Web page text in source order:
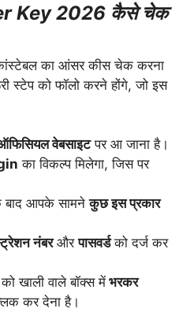
Key 2026 कैसे चेक
का आंसर कीस चेक करना
स्टेप को फॉलो करने होंगे, जो इस
वेबसाइटपर आ जाना है।
का विकल्प मिलेगा, जिस पर
बाद आपके सामनेकुछ इस प्रकार
नंबरऔरपासवर्डको दर्ज कर
खाली वाले बॉक्स में भरकर
कर देना है।